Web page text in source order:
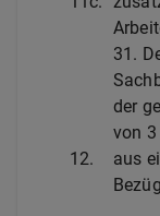
31.
der
von 3
12.
aus